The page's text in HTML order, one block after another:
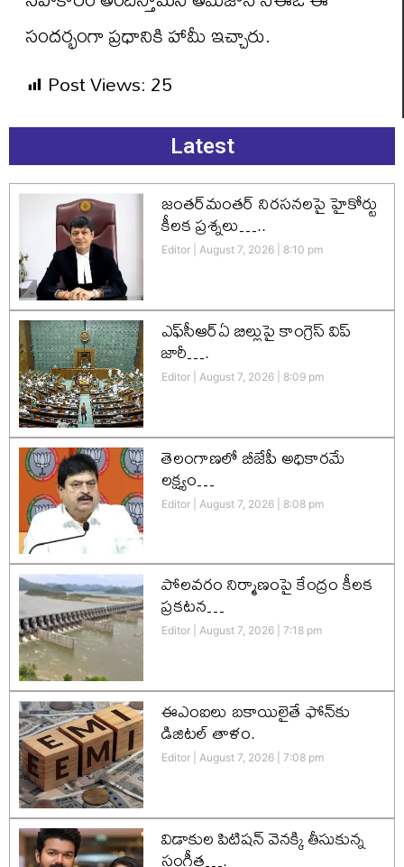
సందర్భంగా ప్రధానికి హామీ ఇచ్చారు.
Post Views:25
Latest
జంతర్‌మంతర్ నిరసనలపై హైకోర్టు
కీలక ప్రశ్నలు…..
Editor August 7, 2026 8:10 pm
ఎఫ్‌సీఆర్‌ఏ బిల్లుపై కాంగ్రెస్ విప్
జారీ….
Editor August 7, 2026 8:09 pm
తెలంగాణలో బీజేపీ అధికారమే
లక్ష్యం…
Editor August 7, 2026 8:08 pm
పోలవరం నిర్మాణంపై కేంద్రం కీలక
ప్రకటన…
Editor August 7, 2026 7:18 pm
ఈఎంఐలు బకాయిలైతే ఫోన్‌కు
డిజిటల్ తాళం.
Editor August 7, 2026 7:08 pm
విడాకుల పిటిషన్ వెనక్కి తీసుకున్న
సంగీత….